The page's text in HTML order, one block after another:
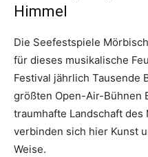
Himmel
Die Seefestspiele
für dieses musikalische
Festival jährlich Tausende
größten Open-Air-Bühnen
traumhafte Landschaft
verbinden sich hier Kunst
Weise.